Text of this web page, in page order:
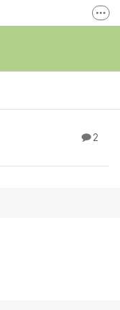
2